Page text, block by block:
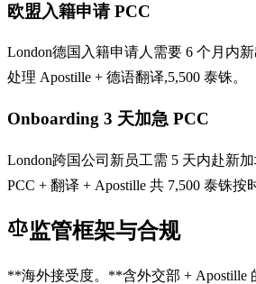
欧盟入籍申请 PCC
London德国入籍申请人需要 6 个月内
处理 Apostille + 德语翻译,5,500 泰铢。
Onboarding 3 天加急 PCC
London跨国公司新员工需 5 天内赴新
PCC + 翻译 + Apostille 共 7,500 泰铢按
监管框架与合规
**海外接受度。**含外交部 + Apostille